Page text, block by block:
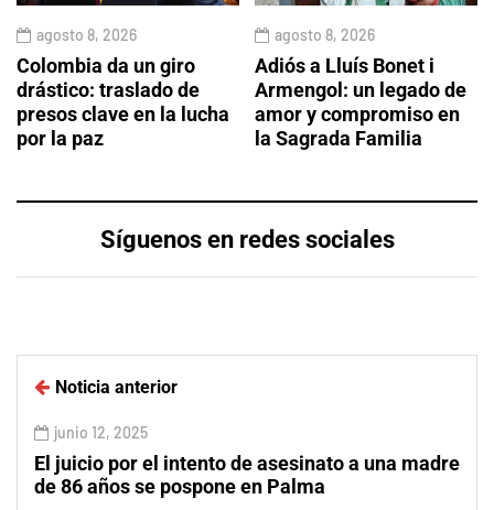
agosto 8, 2026
Colombia da un giro
drástico: traslado de
presos clave en la lucha
por la paz
agosto 8, 2026
Adiós a Lluís Bonet i
Armengol: un legado de
amor y compromiso en
la Sagrada Familia
Síguenos en redes sociales
Noticia anterior
junio 12, 2025
El juicio por el intento de asesinato a una madre
de 86 años se pospone en Palma